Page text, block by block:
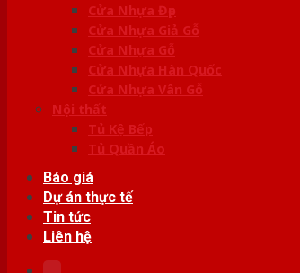
Cửa Nhựa Đẹp
Cửa Nhựa Giả Gỗ
Cửa Nhựa Gỗ
Cửa Nhựa Hàn Quốc
Cửa Nhựa Vân Gỗ
Nội thất
Tủ Kệ Bếp
Tủ Quần Áo
Báo giá
Dự án thực tế
Tin tức
Liên hệ